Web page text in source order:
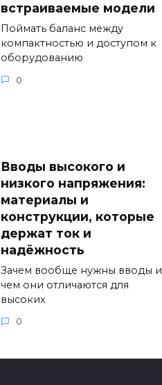
встраиваемые модели
Поймать баланс между
компактностью и доступом к
оборудованию
0
Вводы высокого и
низкого напряжения:
материалы и
конструкции, которые
держат ток и
надёжность
Зачем вообще нужны вводы и
чем они отличаются для
высоких
0